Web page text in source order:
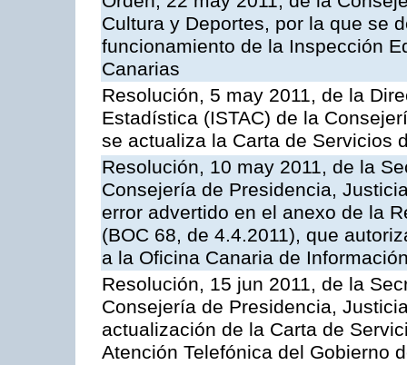
Cultura y Deportes, por la que se
funcionamiento de la Inspección
Canarias
Resolución, 5 may 2011, de la
Estadística (ISTAC) de la
se actualiza la Carta de Servicios
Resolución, 10 may 2011, de la
Consejería de Presidencia,
error advertido en el anexo de la
(BOC 68, de 4.4.2011), que
a la Oficina Canaria de
Resolución, 15 jun 2011, de la
Consejería de Presidencia,
actualización de la Carta de
Atención Telefónica del Gobierno